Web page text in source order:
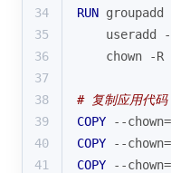
34
RUN
35
useradd
36
chown -R
37
38
# 复制应用代码
39
COPY --
40
COPY --
41
COPY --